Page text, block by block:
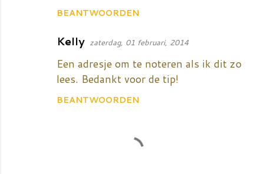
BEANTWOORDEN
Kelly zaterdag, 01 februari, 2014
Een adresje om te noteren als ik dit zo
lees. Bedankt voor de tip!
BEANTWOORDEN